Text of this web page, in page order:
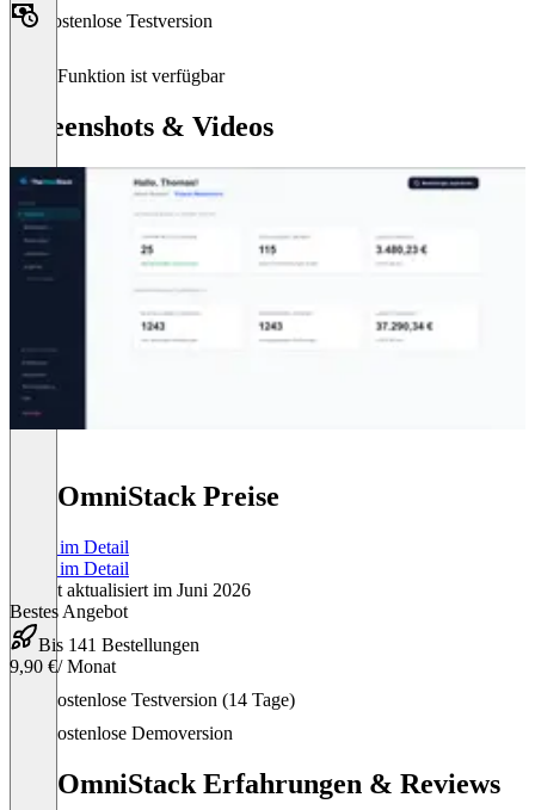
Kostenlose Testversion
Diese Funktion ist verfügbar
Screenshots & Videos
TheOmniStack Preise
Preise im Detail
Preise im Detail
Zuletzt aktualisiert im Juni 2026
Bestes Angebot
Bis 141 Bestellungen
9,90 €/ Monat
Kostenlose Testversion (14 Tage)
Kostenlose Demoversion
TheOmniStack Erfahrungen & Reviews